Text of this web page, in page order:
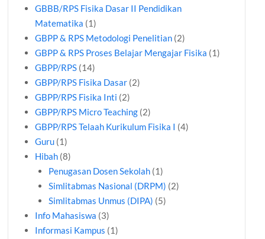
GBBB/RPS Fisika Dasar II Pendidikan
Matematika (1)
GBPP & RPS Metodologi Penelitian (2)
GBPP & RPS Proses Belajar Mengajar Fisika (1)
GBPP/RPS (14)
GBPP/RPS Fisika Dasar (2)
GBPP/RPS Fisika Inti (2)
GBPP/RPS Micro Teaching (2)
GBPP/RPS Telaah Kurikulum Fisika I (4)
Guru (1)
Hibah (8)
Penugasan Dosen Sekolah(1)
Simlitabmas Nasional (DRPM) (2)
Simlitabmas Unmus (DIPA) (5)
Info Mahasiswa (3)
Informasi Kampus (1)